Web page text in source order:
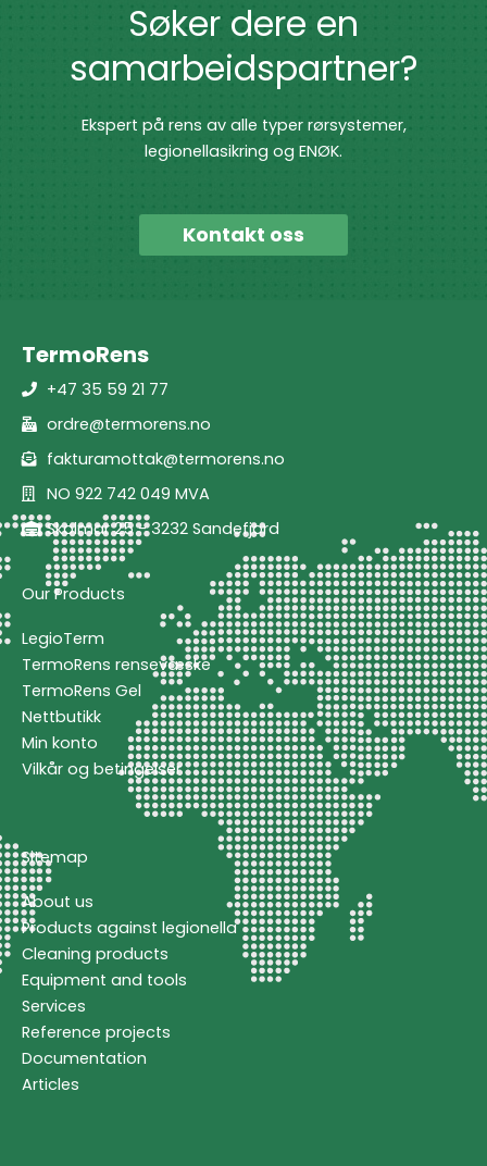
Søker dere en
samarbeidspartner?
Ekspert på rens av alle typer rørsystemer,
legionellasikring og ENØK.
Kontakt oss
TermoRens
+47 35 59 21 77
ordre@termorens.no
fakturamottak@termorens.no
NO 922 742 049 MVA
Skolmar 25 - 3232 Sandefjord
Our Products
LegioTerm
TermoRens rensevæske
TermoRens Gel
Nettbutikk
Min konto
Vilkår og betingelser
Sitemap
About us
Products against legionella
Cleaning products
Equipment and tools
Services
Reference projects
Documentation
Articles